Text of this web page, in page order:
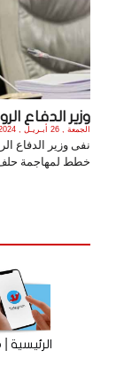
وزير الدفاع
الجمعة , 26 أبـريـل , 2024 الساعة 7:27:32 PM
نفى وزير الدفاع
خطط لمهاجمة
الرئيسية|